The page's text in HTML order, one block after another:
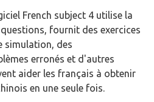
French subject 4 utilise la
fournit des exercices
simulation, des
erronés et d'autres
aider les français à obtenir
en une seule fois.